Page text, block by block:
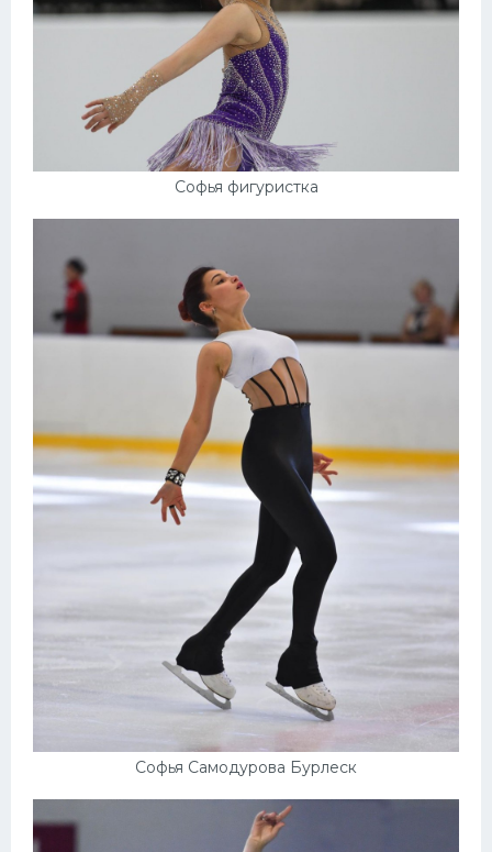
Софья фигуристка
Софья Самодурова Бурлеск